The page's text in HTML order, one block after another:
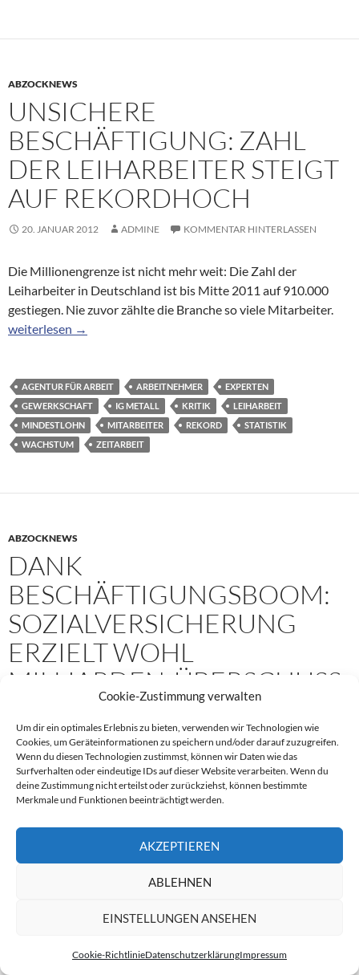
Cookie-Zustimmung verwalten
Um dir ein optimales Erlebnis zu bieten, verwenden wir Technologien wie
Cookies, um Geräteinformationen zu speichern und/oder darauf zuzugreifen.
Wenn du diesen Technologien zustimmst, können wir Daten wie das
Surfverhalten oder eindeutige IDs auf dieser Website verarbeiten. Wenn du
deine Zustimmung nicht erteilst oder zurückziehst, können bestimmte
Merkmale und Funktionen beeinträchtigt werden.
AKZEPTIEREN
ABLEHNEN
EINSTELLUNGEN ANSEHEN
Cookie-RichtlinieDatenschutzerklärungImpressum
ABZOCKNEWS
UNSICHERE
BESCHÄFTIGUNG: ZAHL
DER LEIHARBEITER STEIGT
AUF REKORDHOCH
20. JANUAR 2012 ADMINE KOMMENTAR HINTERLASSEN
Die Millionengrenze ist nicht mehr weit: Die Zahl der
Leiharbeiter in Deutschland ist bis Mitte 2011 auf 910.000
gestiegen. Nie zuvor zählte die Branche so viele Mitarbeiter.
Unsichere Beschäftigung: Zahl der Leiharbeiter steigt auf
weiterlesen →
AGENTUR FÜR ARBEIT ARBEITNEHMER
EXPERTEN
GEWERKSCHAFT
IG METALL KRITIK
LEIHARBEIT
MINDESTLOHN
MITARBEITER REKORD
STATISTIK
WACHSTUM
ZEITARBEIT
ABZOCKNEWS
DANK
BESCHÄFTIGUNGSBOOM:
SOZIALVERSICHERUNG
ERZIELT WOHL
MILLIARDEN-ÜBERSCHUSS
Der Konjunktur sei Dank: Die Kassen der gesetzlichen
Sozialversicherung sind prall gefüllt. Für 2011 zeichnet sich ein
Milliardenplus ab. Besonders bei der Krankenversicherung
DEUTSCHE RENTENVERSICHERUNG
KONJUNKTUR